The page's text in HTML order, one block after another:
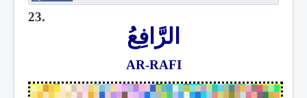
23.
الرَّافِعُ
AR-RAFI